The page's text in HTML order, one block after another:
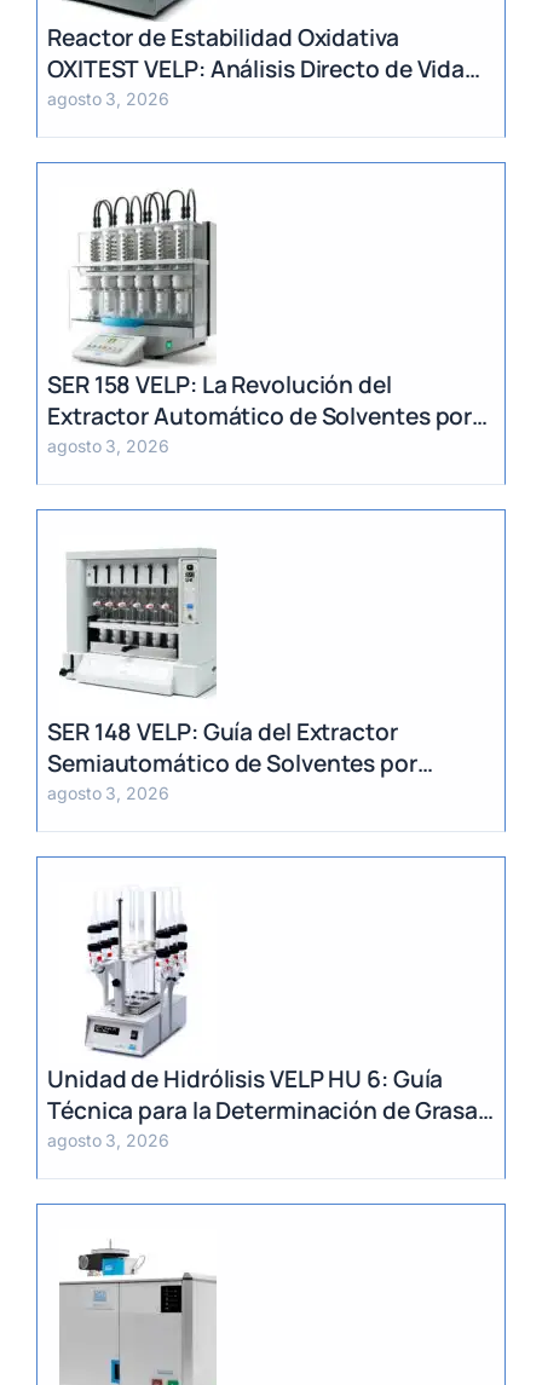
Reactor de Estabilidad Oxidativa
OXITEST VELP: Análisis Directo de Vida
Útil sin Extracción de Grasa
agosto 3, 2026
SER 158 VELP: La Revolución del
Extractor Automático de Solventes por
Método Randall
agosto 3, 2026
SER 148 VELP: Guía del Extractor
Semiautomático de Solventes por
Método Randall
agosto 3, 2026
Unidad de Hidrólisis VELP HU 6: Guía
Técnica para la Determinación de Grasa
Total en Alimentos
agosto 3, 2026